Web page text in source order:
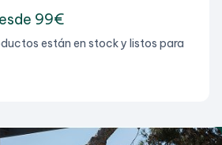
99€
están en stock y listos para